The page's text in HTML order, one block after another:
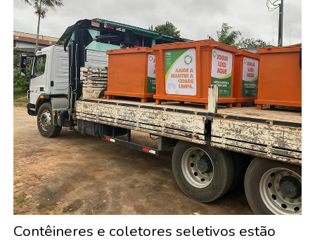
Contêineres e coletores seletivos estão